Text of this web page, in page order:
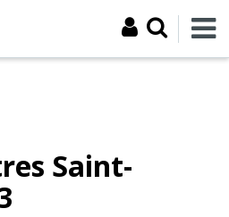
Saint-